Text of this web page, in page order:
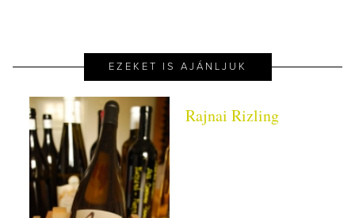
EZEKET IS AJÁNLJUK
Rajnai Rizling